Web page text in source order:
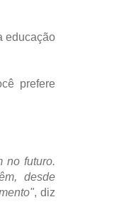
educação
prefere
no futuro.
desde
, diz